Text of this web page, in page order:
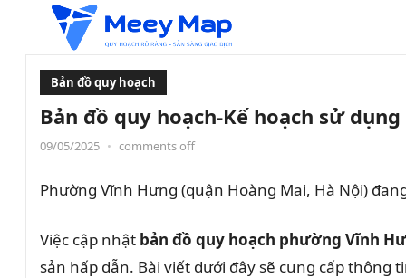
Bản đồ quy hoạch
Bản đồ quy hoạch-Kế hoạch sử
09/05/2025 • comments off
Phường Vĩnh Hưng (quận Hoàng Mai, Hà Nội)
Việc cập nhật bản đồ quy hoạch phường Vĩnh
sản hấp dẫn. Bài viết dưới đây sẽ cung cấp